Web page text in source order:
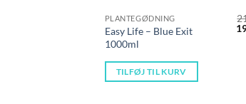
PLANTEGØDNING
Easy Life – Blue Exit
1000ml
TILFØJ TIL KURV